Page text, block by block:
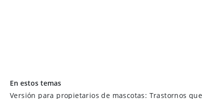
En estos temas
Versión para propietarios de mascotas: Trastornos que